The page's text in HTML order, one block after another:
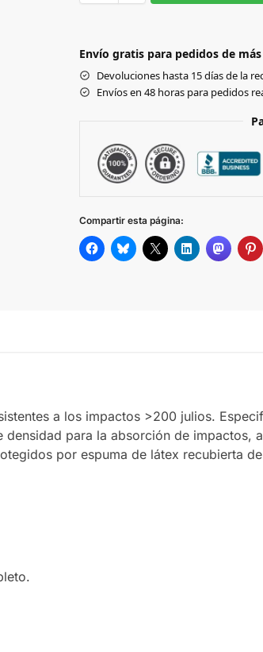
GREY/BLACK/YELLOW
Envío gratis para pedidos de más
Devoluciones hasta 15 días de la
Envíos en 48 horas para pedidos
Compartir esta página:
a los impactos >200 julios.
para la absorción de impactos,
por espuma de látex recubierta